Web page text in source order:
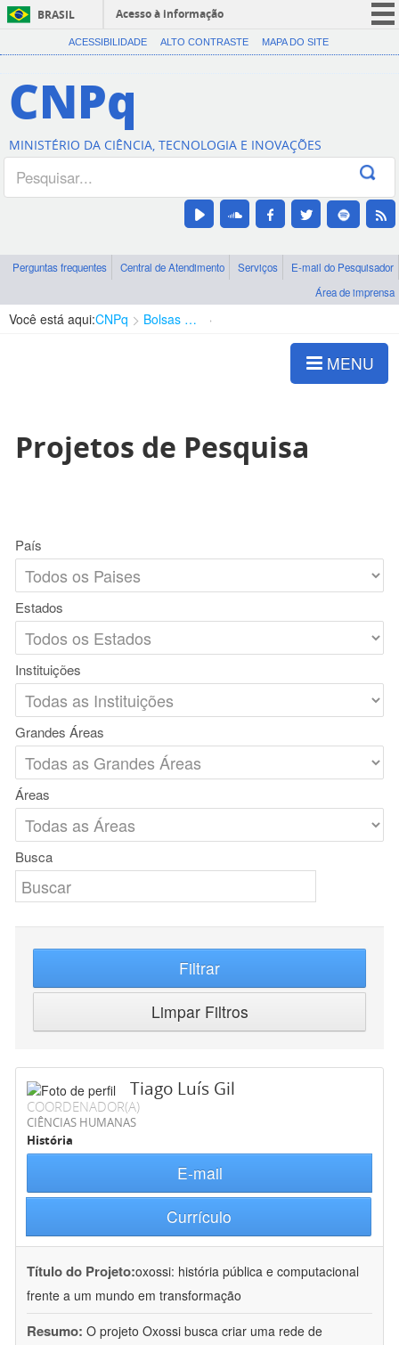
BRASIL
Acesso à informação
CORONAVÍRUS (COVID-19)
Canais
ACESSIBILIDADE ALTO CONTRASTE MAPA DO SITE
CNPq
MINISTÉRIO DA CIÊNCIA, TECNOLOGIA E INOVAÇÕES
Perguntas frequentes Central de Atendimento Serviços
E-mail do Pesquisador
Área de imprensa
Você está aqui:CNPq Bolsas e Auxílios Vigentes
MENU
Projetos de Pesquisa
País
Estados
Instituições
Grandes Áreas
Áreas
Busca
Filtrar
Limpar Filtros
Tiago Luís Gil
COORDENADOR(A)
CIÊNCIAS HUMANAS
História
E-mail
Currículo
Título do Projeto:oxossi: história pública e computacional
frente a um mundo em transformação
Resumo: O projeto Oxossi busca criar uma rede de